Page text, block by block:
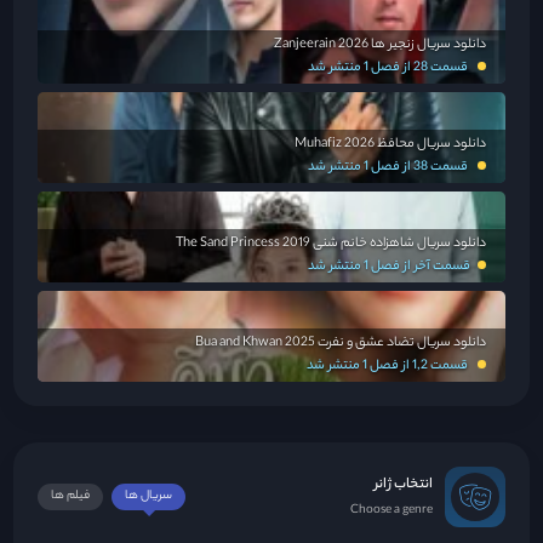
دانلود سریال زنجیر ها Zanjeerain 2026
قسمت 28 از فصل 1 منتشر شد
دانلود سریال محافظ Muhafiz 2026
قسمت 38 از فصل 1 منتشر شد
دانلود سریال شاهزاده خانم شنی The Sand Princess 2019
قسمت آخر از فصل 1 منتشر شد
دانلود سریال تضاد عشق و نفرت Bua and Khwan 2025
قسمت 1,2 از فصل 1 منتشر شد
انتخاب ژانر
Choose a genre
فیلم ها سریال ها